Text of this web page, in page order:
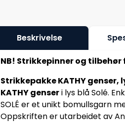
Beskrivelse
NB! Strikkepinner og
Strikkepakke KATHY genser,
KATHY genseri lys blå Solé.
SOLÉ er et unikt bomullsgarn
Oppskriften er utarbeidet av